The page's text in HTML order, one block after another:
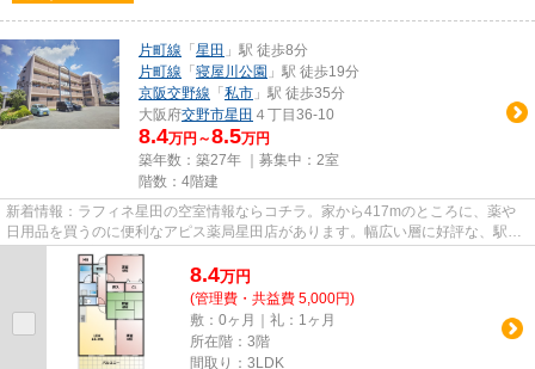
片町線 「 星田 」駅 徒歩8分
片町線 「 寝屋川公園 」駅 徒歩19分
京阪交野線 「 私市 」駅 徒歩35分
大阪府交野市星田 ４丁目36-10
8.4万円～8.5万円
築年数：築27年 ｜募集中： 2室
階数：4階建
新着情報：ラフィネ星田の空室情報ならコチラ。家から417mのところに、薬や
日用品を買うのに便利なアピス薬局星田店があります。幅広い層に好評な、駅か
ら徒歩8分に立地する物件です。...
8.4万円
(管理費・共益費 5,000円)
敷：0ヶ月｜礼：1ヶ月
所在階：3階
間取り：3LDK